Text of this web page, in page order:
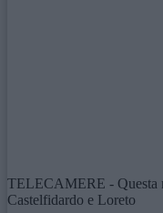
TELECAMERE - Questa
Castelfidardo e Loreto